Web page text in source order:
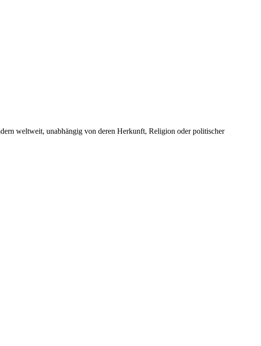
weltweit, unabhängig von deren Herkunft, Religion oder politischer